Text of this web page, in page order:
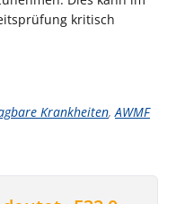
kritisch
Krankheiten,AWMF